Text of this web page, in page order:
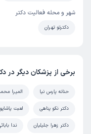
شهر و محله فعالیت دکتر
دکترتو تهران
برخی از پزشکان دیگر در
حنانه پارس نیا المیرا
دکتر نکو پناهی لعبت
دکتر زهرا جلیلیان ندا